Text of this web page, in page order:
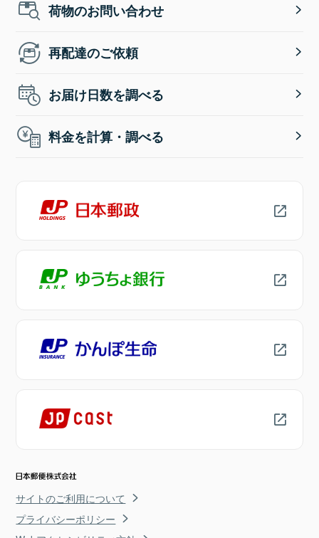
荷物のお問い合わせ
再配達のご依頼
お届け日数を調べる
料金を計算・調べる
サイトのご利用について
プライバシーポリシー